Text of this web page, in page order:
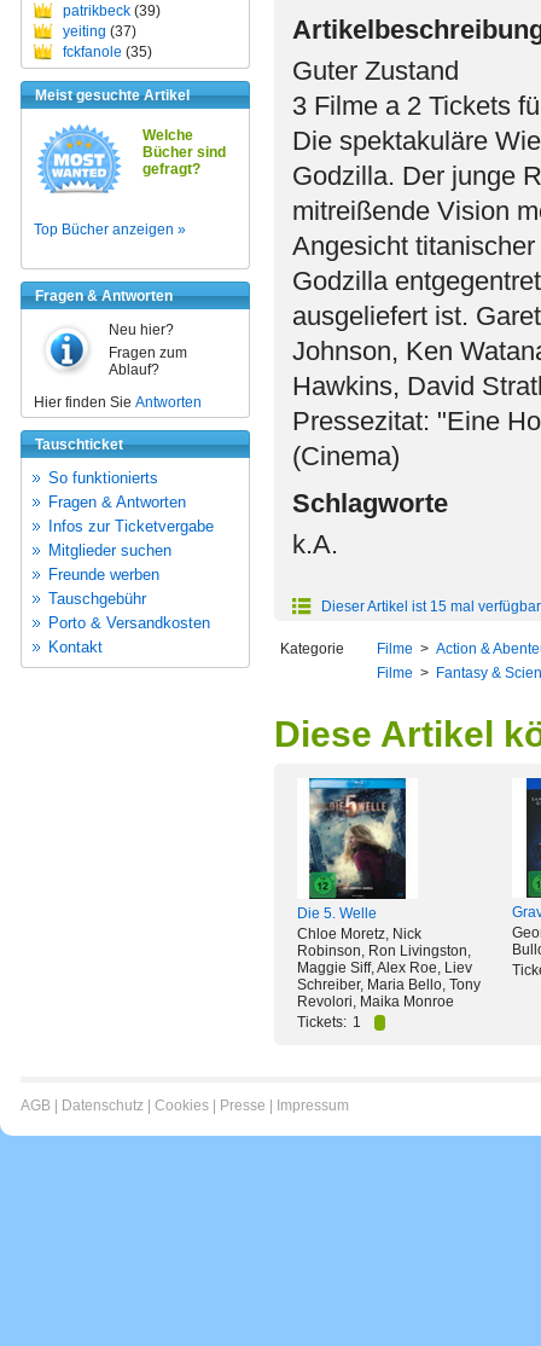
patrikbeck (39)
yeiting (37)
fckfanole (35)
Meist gesuchte Artikel
Welche
Bücher sind
gefragt?
Top Bücher anzeigen »
Fragen & Antworten
Neu hier?
Fragen zum
Ablauf?
Hier finden Sie Antworten
Tauschticket
So funktionierts
Fragen & Antworten
Infos zur Ticketvergabe
Mitglieder suchen
Freunde werben
Tauschgebühr
Porto & Versandkosten
Kontakt
Guter Zustand
3 Filme a 2 Tickets
Die spektakuläre
Godzilla. Der junge
mitreißende Vision
Angesicht
Godzilla
ausgeliefert ist.
Johnson, Ken
Hawkins, David
Pressezitat: "Eine
(Cinema)
Schlagworte
k.A.
Dieser Artikel ist 15 mal verfügbar
Kategorie Filme > Action &
Filme > Fantasy &
Diese Artikel
Die 5. Welle
Chloe Moretz, Nick
Robinson, Ron Livingston,
Maggie Siff, Alex Roe, Liev
Schreiber, Maria Bello, Tony
Revolori, Maika Monroe
Tickets: 1
AGB Datenschutz Cookies Presse Impressum